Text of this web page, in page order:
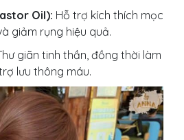
Oil): Hỗ trợ kích thích mọc
giảm rụng hiệu quả.
giãn tinh thần, đồng thời làm
lưu thông máu.